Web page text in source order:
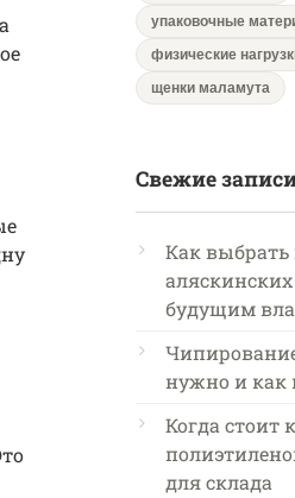
упаковочные
физические
щенки маламута
Свежие
Как
будущим
нужно и как
Когда стоит
для склада